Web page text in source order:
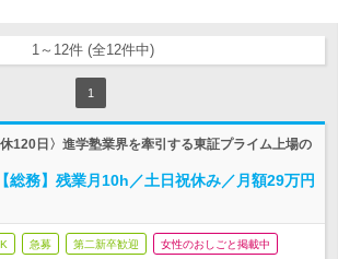
1～12件 (全12件中)
1
120日〉進学塾業界を牽引する東証プライム上場の
総務】残業月10h／土日祝休み／月額29万円
急募 第二新卒歓迎 女性のおしごと掲載中